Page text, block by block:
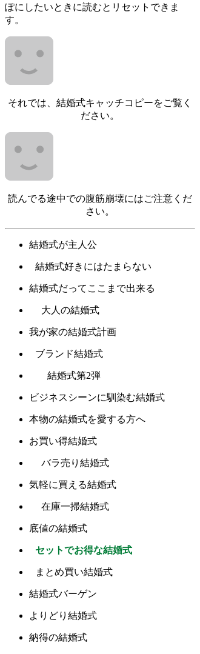
ぽにしたいときに読むとリセットできま
す。
それでは、結婚式キャッチコピーをご覧く
ださい。
読んでる途中での腹筋崩壊にはご注意くだ
さい。
結婚式が主人公
結婚式好きにはたまらない
結婚式だってここまで出来る
大人の結婚式
我が家の結婚式計画
ブランド結婚式
結婚式第2弾
ビジネスシーンに馴染む結婚式
本物の結婚式を愛する方へ
お買い得結婚式
バラ売り結婚式
気軽に買える結婚式
在庫一掃結婚式
底値の結婚式
セットでお得な結婚式
まとめ買い結婚式
結婚式バーゲン
よりどり結婚式
納得の結婚式